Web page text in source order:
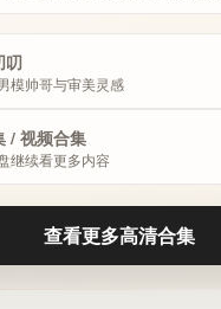
叨
模帅哥与审美灵感
/ 视频合集
继续看更多内容
查看更多高清合集